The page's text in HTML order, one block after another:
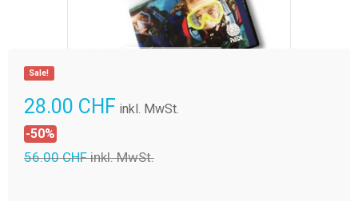
Sale!
28.00 CHF inkl. MwSt.
-50%
56.00 CHFinkl. MwSt.